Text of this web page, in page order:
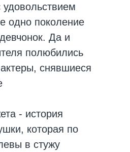
одно поколение
Да и
полюбились
снявшиеся
- история
которая по
в стужу